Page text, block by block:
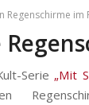
Regenschirme im
Serie „Mit